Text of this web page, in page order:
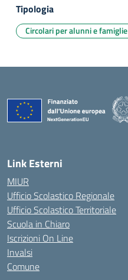
Tipologia
Circolari per alunni e famiglie
Link Esterni
MIUR
Ufficio Scolastico Regionale
Ufficio Scolastico Territoriale
Scuola in Chiaro
Iscrizioni On Line
Invalsi
Comune